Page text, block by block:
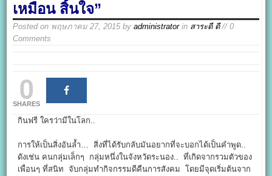
เหมือน สิ้นใจ”
Posted on พฤษภาคม 27, 2015 byadministratorin สาระดี ดี// 0
Comments
0
SHARES
กินฟรี ใครว่ามีในโลก..
การให้เป็นสิ่งอันล้ำ… สิ่งที่ได้รับกลับมันอยากที่จะบอกได้เป็นคำพูด..
ดังเช่น คนกลุ่มเล็กๆ กลุ่มหนึ่งในจังหวัดระนอง.. ที่เกิดจากรวมตัวของ
เพื่อนๆ ที่สนิท จับกลุ่มทำกิจกรรมดีคืนการสังคม โดยมีจุดเริ่มต้นจาก